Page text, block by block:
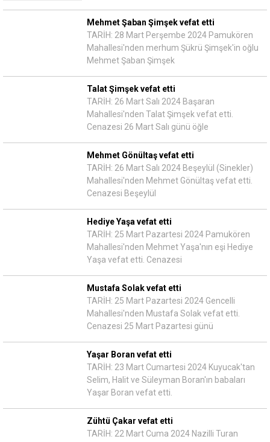
Mehmet Şaban Şimşek vefat etti
TARİH: 28 Mart Perşembe 2024 Pamukören
Mahallesi'nden merhum Şükrü Şimşek'in oğlu
Mehmet Şaban Şimşek
Talat Şimşek vefat etti
TARİH: 26 Mart Salı 2024 Başaran
Mahallesi'nden Talat Şimşek vefat etti.
Cenazesi 26 Mart Salı günü öğle
Mehmet Gönültaş vefat etti
TARİH: 26 Mart Salı 2024 Beşeylül (Sinekler)
Mahallesi'nden Mehmet Gönültaş vefat etti.
Cenazesi Beşeylül
Hediye Yaşa vefat etti
TARİH: 25 Mart Pazartesi 2024 Pamukören
Mahallesi'nden Mehmet Yaşa'nın eşi Hediye
Yaşa vefat etti. Cenazesi
Mustafa Solak vefat etti
TARİH: 25 Mart Pazartesi 2024 Gencelli
Mahallesi'nden Mustafa Solak vefat etti.
Cenazesi 25 Mart Pazartesi günü
Yaşar Boran vefat etti
TARİH: 23 Mart Cumartesi 2024 Kuyucak'tan
Selim, Halit ve Süleyman Boran'ın babaları
Yaşar Boran vefat etti.
Zühtü Çakar vefat etti
TARİH: 22 Mart Cuma 2024 Nazilli Turan